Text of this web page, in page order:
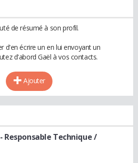
de résumé à son profil.
d'en écrire un en lui envoyant un
d'abord Gaël à vos contacts.
Ajouter
- Responsable Technique /